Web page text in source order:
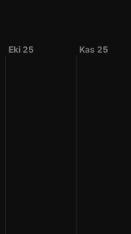
Eki 25 Kas 25